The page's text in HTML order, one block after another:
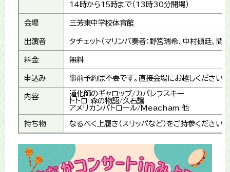
14時から15時まで（13時30分開場）
会場 三芳東中学校体育館
出演者 タチェット（マリンバ奏者：野宮瑞希、中村碩廷、間
料金 無料
申込み 事前予約は不要です。直接会場にお越しください。
内容
道化師のギャロップ/カバレフスキー
トトロ 森の物語/久石譲
アメリカンパトロール/Ｍeacham 他
持ち物 なるべく上履き（スリッパなど）をご持参ください。